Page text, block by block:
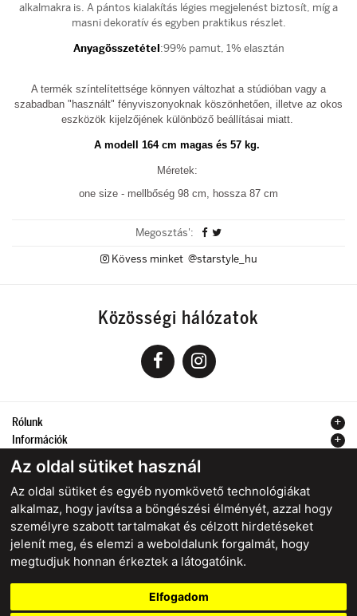
Az oldal sütiket használ
Az oldal sütiket és egyéb nyomkövető technológiákat
alkalmaz, hogy javítsa a böngészési élményét, azzal hogy
személyre szabott tartalmakat és célzott hirdetéseket
jelenít meg, és elemzi a weboldalunk forgalmát, hogy
megtudjuk honnan érkeztek a látogatóink.
Elfogadom
alkalmakra is. A pántos kialakítás légies megjelenést biztosít, míg a
masni dekoratív és egyben praktikus részlet.
Anyagösszetétel:99% pamut, 1% elasztán
A termék színtelítettsége könnyen változhat a stúdióban vagy a
szabadban "használt" fényviszonyoknak köszönhetően, illetve az okos
eszközök kijelzőjének különböző beállításai miatt.
A modell 164 cm magas és 57 kg.
Méretek:
one size - mellbőség 98 cm, hossza 87 cm
Megosztás':
Kövess minket @starstyle_hu
Közösségi hálózatok
Rólunk
Információk
Kapcsolat
starstyle.cz